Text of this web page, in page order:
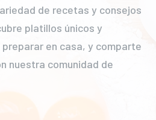
de recetas y consejos
platillos únicos y
en casa, y comparte
nuestra comunidad de